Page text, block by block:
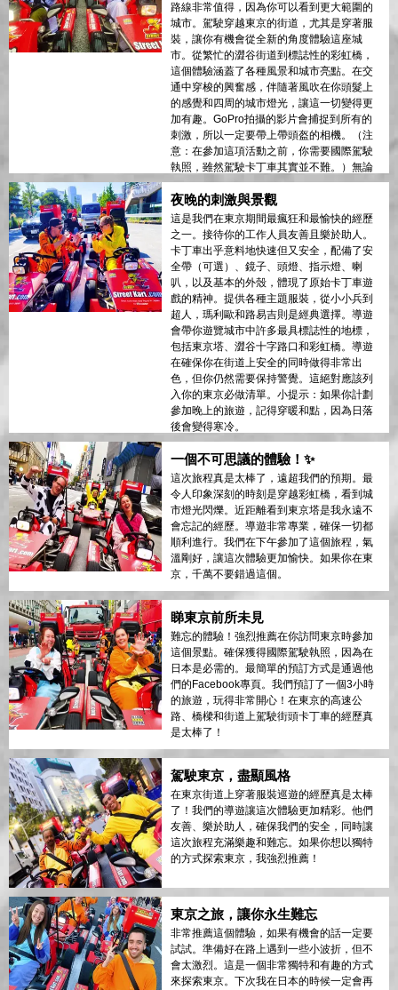
路線非常值得，因為你可以看到更大範圍的
城市。駕駛穿越東京的街道，尤其是穿著服
裝，讓你有機會從全新的角度體驗這座城
市。從繁忙的澀谷街道到標誌性的彩虹橋，
這個體驗涵蓋了各種風景和城市亮點。在交
通中穿梭的興奮感，伴隨著風吹在你頭髮上
的感覺和四周的城市燈光，讓這一切變得更
加有趣。GoPro拍攝的影片會捕捉到所有的
刺激，所以一定要帶上帶頭盔的相機。（注
意：在參加這項活動之前，你需要國際駕駛
執照，雖然駕駛卡丁車其實並不難。）無論
你是第一次來東京還是當地的老手，這都是
你不想錯過的體驗！
夜晚的刺激與景觀
這是我們在東京期間最瘋狂和最愉快的經歷
之一。接待你的工作人員友善且樂於助人。
卡丁車出乎意料地快速但又安全，配備了安
全帶（可選）、鏡子、頭燈、指示燈、喇
叭，以及基本的外殼，體現了原始卡丁車遊
戲的精神。提供各種主題服裝，從小小兵到
超人，瑪利歐和路易吉則是經典選擇。導遊
會帶你遊覽城市中許多最具標誌性的地標，
包括東京塔、澀谷十字路口和彩虹橋。導遊
在確保你在街道上安全的同時做得非常出
色，但你仍然需要保持警覺。這絕對應該列
入你的東京必做清單。小提示：如果你計劃
參加晚上的旅遊，記得穿暖和點，因為日落
後會變得寒冷。
一個不可思議的體驗！✨
這次旅程真是太棒了，遠超我們的預期。最
令人印象深刻的時刻是穿越彩虹橋，看到城
市燈光閃爍。近距離看到東京塔是我永遠不
會忘記的經歷。導遊非常專業，確保一切都
順利進行。我們在下午參加了這個旅程，氣
溫剛好，讓這次體驗更加愉快。如果你在東
京，千萬不要錯過這個。
睇東京前所未見
難忘的體驗！強烈推薦在你訪問東京時參加
這個景點。確保獲得國際駕駛執照，因為在
日本是必需的。最簡單的預訂方式是通過他
們的Facebook專頁。我們預訂了一個3小時
的旅遊，玩得非常開心！在東京的高速公
路、橋樑和街道上駕駛街頭卡丁車的經歷真
是太棒了！
駕駛東京，盡顯風格
在東京街道上穿著服裝巡遊的經歷真是太棒
了！我們的導遊讓這次體驗更加精彩。他們
友善、樂於助人，確保我們的安全，同時讓
這次旅程充滿樂趣和難忘。如果你想以獨特
的方式探索東京，我強烈推薦！
東京之旅，讓你永生難忘
非常推薦這個體驗，如果有機會的話一定要
試試。準備好在路上遇到一些小波折，但不
會太激烈。這是一個非常獨特和有趣的方式
來探索東京。下次我在日本的時候一定會再